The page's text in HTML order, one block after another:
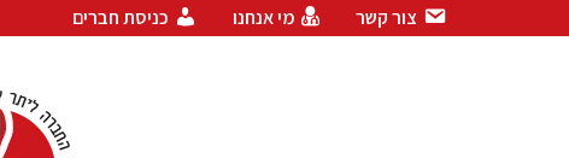
צור קשר מי אנחנו כניסת חברים